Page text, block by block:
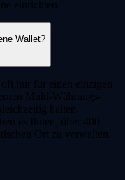
einrichten.
Wallet?
nur für einen einzigen
Multi-Währungs-
halten.
es Ihnen, über 400
Ort zu verwalten.